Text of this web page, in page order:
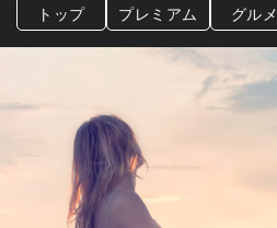
トップ プレミアム グルメ